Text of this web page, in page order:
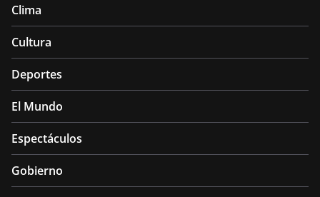
Clima
Cultura
Deportes
El Mundo
Espectáculos
Gobierno